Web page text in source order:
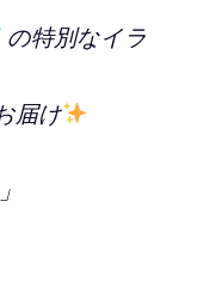
の特別なイラ
届け